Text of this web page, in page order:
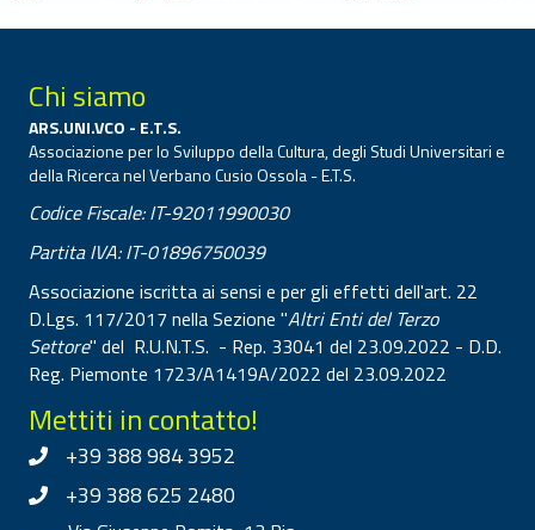
Chi siamo
ARS.UNI.VCO - E.T.S.
Associazione per lo Sviluppo della Cultura, degli Studi Universitari e
della Ricerca nel Verbano Cusio Ossola - E.T.S.
Codice Fiscale: IT-92011990030
Partita IVA: IT-01896750039
Associazione iscritta ai sensi e per gli effetti dell'art. 22
D.Lgs. 117/2017 nella Sezione "Altri Enti del Terzo
Settore" del R.U.N.T.S. - Rep. 33041 del 23.09.2022 - D.D.
Reg. Piemonte 1723/A1419A/2022 del 23.09.2022
Mettiti in contatto!
+39 388 984 3952
+39 388 625 2480